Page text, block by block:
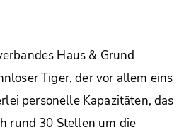
Haus & Grund
Tiger, der vor allem eins
personelle Kapazitäten, das
rund 30 Stellen um die